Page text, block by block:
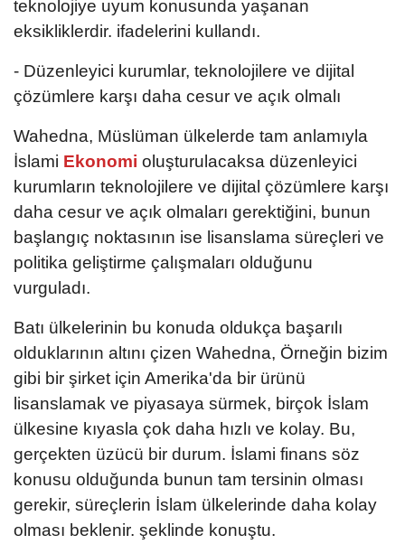
teknolojiye uyum konusunda yaşanan
eksikliklerdir. ifadelerini kullandı.
- Düzenleyici kurumlar, teknolojilere ve dijital
çözümlere karşı daha cesur ve açık olmalı
Wahedna, Müslüman ülkelerde tam anlamıyla
İslami Ekonomi oluşturulacaksa düzenleyici
kurumların teknolojilere ve dijital çözümlere karşı
daha cesur ve açık olmaları gerektiğini, bunun
başlangıç noktasının ise lisanslama süreçleri ve
politika geliştirme çalışmaları olduğunu
vurguladı.
Batı ülkelerinin bu konuda oldukça başarılı
olduklarının altını çizen Wahedna, Örneğin bizim
gibi bir şirket için Amerika'da bir ürünü
lisanslamak ve piyasaya sürmek, birçok İslam
ülkesine kıyasla çok daha hızlı ve kolay. Bu,
gerçekten üzücü bir durum. İslami finans söz
konusu olduğunda bunun tam tersinin olması
gerekir, süreçlerin İslam ülkelerinde daha kolay
olması beklenir. şeklinde konuştu.